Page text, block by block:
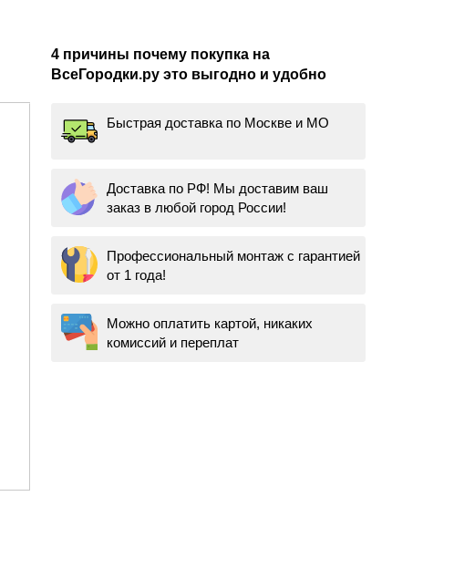
4 причины почему покупка на
ВсеГородки.ру это выгодно и удобно
Быстрая доставка по Москве и МО
Доставка по РФ! Мы доставим ваш
заказ в любой город России!
Профессиональный монтаж с гарантией
от 1 года!
Можно оплатить картой, никаких
комиссий и переплат